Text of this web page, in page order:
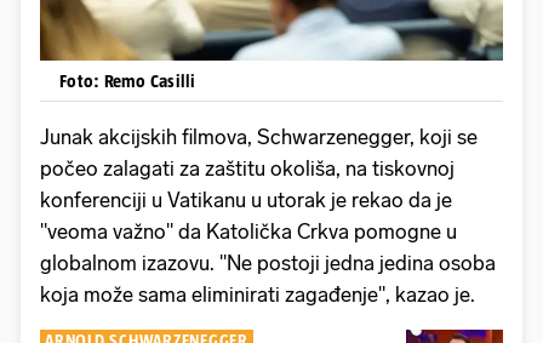
Foto: Remo Casilli
Junak akcijskih filmova, Schwarzenegger, koji se
počeo zalagati za zaštitu okoliša, na tiskovnoj
konferenciji u Vatikanu u utorak je rekao da je
"veoma važno" da Katolička Crkva pomogne u
globalnom izazovu. "Ne postoji jedna jedina osoba
koja može sama eliminirati zagađenje", kazao je.